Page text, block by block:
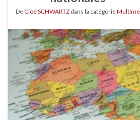
De Cloé SCHWARTZ dans la catégorie